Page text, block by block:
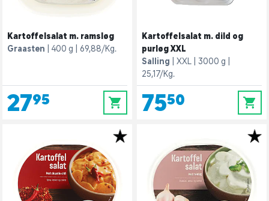
Kartoffelsalat m. ramsløg
Graasten
400 g 69,88/Kg.
27,95 0
Kartoffelsalat m. dild og
purløg XXL
Salling
XXL
3000 g
25,17/Kg.
75,50 0